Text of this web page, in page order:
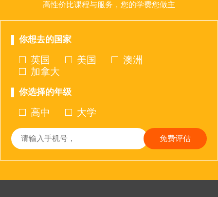
高性价比课程与服务，您的学费您做主
你想去的国家
英国 美国
澳洲
加拿大
你选择的年级
高中 大学